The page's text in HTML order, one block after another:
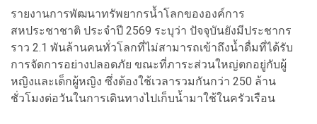
รายงานการพัฒนาทรัพยากรน้ำโลกขององค์การ
สหประชาชาติ ประจำปี 2569 ระบุว่า ปัจจุบันยังมีประชากร
ราว 2.1 พันล้านคนทั่วโลกที่ไม่สามารถเข้าถึงน้ำดื่มที่ได้รับ
การจัดการอย่างปลอดภัย ขณะที่ภาระส่วนใหญ่ตกอยู่กับผู้
หญิงและเด็กผู้หญิง ซึ่งต้องใช้เวลารวมกันกว่า 250 ล้าน
ชั่วโมงต่อวันในการเดินทางไปเก็บน้ำมาใช้ในครัวเรือน